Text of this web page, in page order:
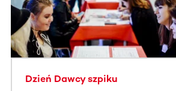
Dzień Dawcy szpiku